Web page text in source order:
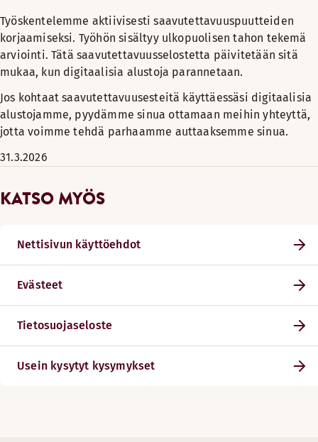
Työskentelemme aktiivisesti saavutettavuuspuutteiden
korjaamiseksi. Työhön sisältyy ulkopuolisen tahon tekemä
arviointi. Tätä saavutettavuusselostetta päivitetään sitä
mukaa, kun digitaalisia alustoja parannetaan.
Jos kohtaat saavutettavuusesteitä käyttäessäsi digitaalisia
alustojamme, pyydämme sinua ottamaan meihin yhteyttä,
jotta voimme tehdä parhaamme auttaaksemme sinua.
31.3.2026
KATSO MYÖS
Nettisivun käyttöehdot
Evästeet
Tietosuojaseloste
Usein kysytyt kysymykset